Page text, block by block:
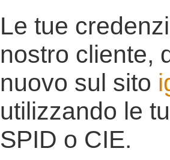
Le tue
nostro cliente,
nuovo sul sito
utilizzando le
SPID o CIE.